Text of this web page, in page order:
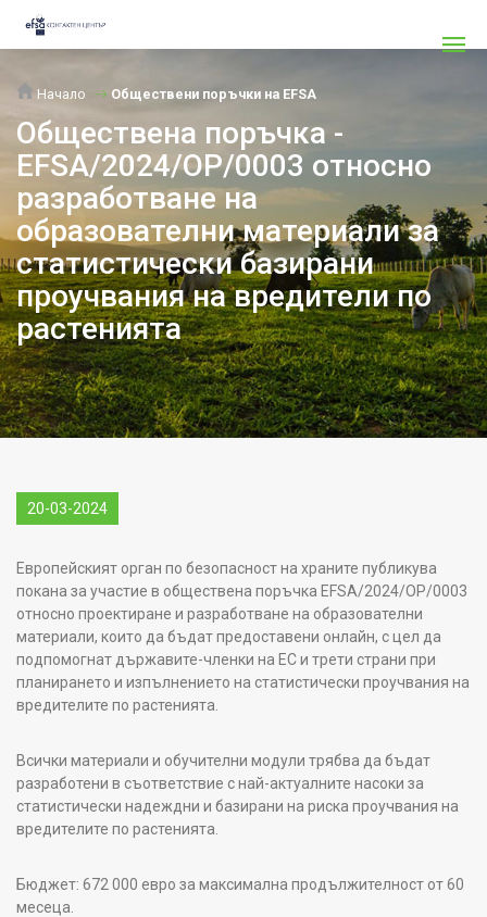
Начало Обществени поръчки на EFSA
Обществена поръчка -
EFSA/2024/OP/0003 относно
разработване на
образователни материали за
статистически базирани
проучвания на вредители по
растенията
20-03-2024
Европейският орган по безопасност на храните публикува
покана за участие в обществена поръчка EFSA/2024/OP/0003
относно проектиране и разработване на образователни
материали, които да бъдат предоставени онлайн, с цел да
подпомогнат държавите-членки на ЕС и трети страни при
планирането и изпълнението на статистически проучвания на
вредителите по растенията.
Всички материали и обучителни модули трябва да бъдат
разработени в съответствие с най-актуалните насоки за
статистически надеждни и базирани на риска проучвания на
вредителите по растенията.
Бюджет: 672 000 евро за максимална продължителност от 60
месеца.